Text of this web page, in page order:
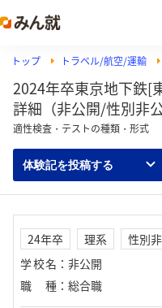
トップ トラベル/航空/運輸
2024年卒東京地下鉄[
詳細（非公開/性別非
適性検査・テストの種類・形式
体験記を投稿する
24年卒 理系
性別
学校名 ： 非公開
職種 ： 総合職